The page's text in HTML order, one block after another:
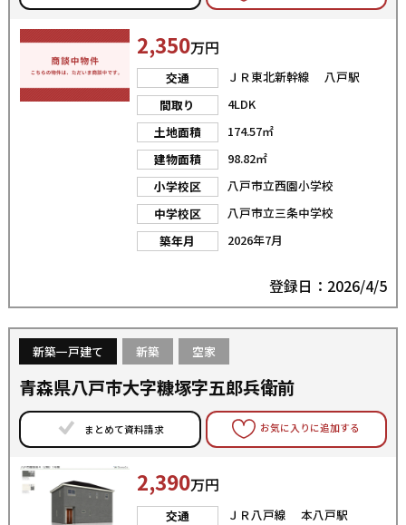
2,350万円
交通
ＪＲ東北新幹線 八戸駅
間取り
4LDK
土地面積
174.57㎡
建物面積
98.82㎡
小学校区
八戸市立西園小学校
中学校区
八戸市立三条中学校
築年月
2026年7月
登録日：2026/4/5
新築一戸建て 新築 空家
青森県八戸市大字糠塚字五郎兵衛前
まとめて資料請求 お気に入りに追加する
2,390万円
交通
ＪＲ八戸線 本八戸駅